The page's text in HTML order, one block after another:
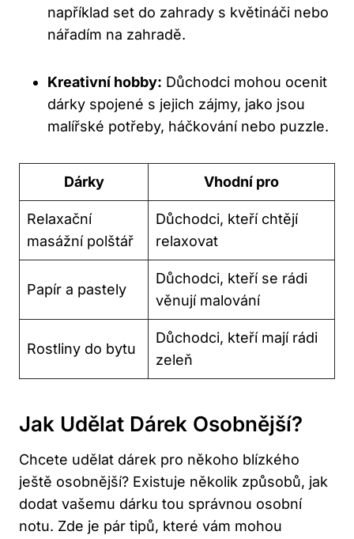
například set do zahrady s květináči nebo
nářadím na zahradě.
Kreativní hobby: Důchodci mohou ocenit
dárky spojené s jejich zájmy, jako jsou
malířské potřeby, háčkování nebo puzzle.
Dárky Vhodní pro
Relaxační
masážní polštář
Důchodci, kteří chtějí
relaxovat
Papír a pastely
Důchodci, kteří se rádi
věnují malování
Rostliny do bytu
Důchodci, kteří mají rádi
zeleň
Jak Udělat Dárek Osobnější?
Chcete udělat dárek pro někoho blízkého
ještě osobnější? Existuje několik způsobů, jak
dodat vašemu dárku tou správnou osobní
notu. Zde je pár tipů, které vám mohou